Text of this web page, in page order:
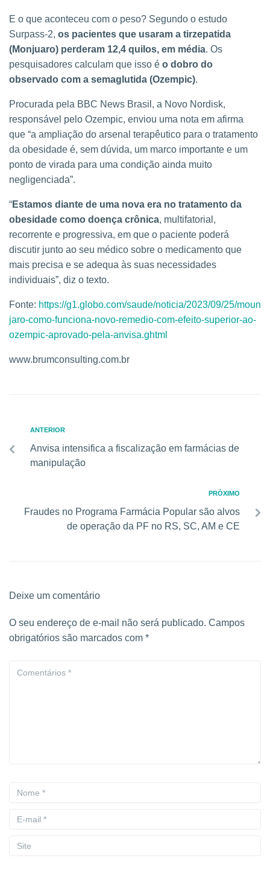
E o que aconteceu com o peso? Segundo o estudo
Surpass-2, os pacientes que usaram a tirzepatida
(Monjuaro) perderam 12,4 quilos, em média. Os
pesquisadores calculam que isso é o dobro do
observado com a semaglutida (Ozempic).
Procurada pela BBC News Brasil, a Novo Nordisk,
responsável pelo Ozempic, enviou uma nota em afirma
que “a ampliação do arsenal terapêutico para o tratamento
da obesidade é, sem dúvida, um marco importante e um
ponto de virada para uma condição ainda muito
negligenciada”.
“Estamos diante de uma nova era no tratamento da
obesidade como doença crônica, multifatorial,
recorrente e progressiva, em que o paciente poderá
discutir junto ao seu médico sobre o medicamento que
mais precisa e se adequa às suas necessidades
individuais”, diz o texto.
Fonte: https://g1.globo.com/saude/noticia/2023/09/25/moun
jaro-como-funciona-novo-remedio-com-efeito-superior-ao-
ozempic-aprovado-pela-anvisa.ghtml
www.brumconsulting.com.br
ANTERIOR
Anvisa intensifica a fiscalização em farmácias de
manipulação
PRÓXIMO
Fraudes no Programa Farmácia Popular são alvos
de operação da PF no RS, SC, AM e CE
Deixe um comentário
O seu endereço de e-mail não será publicado. Campos
obrigatórios são marcados com *